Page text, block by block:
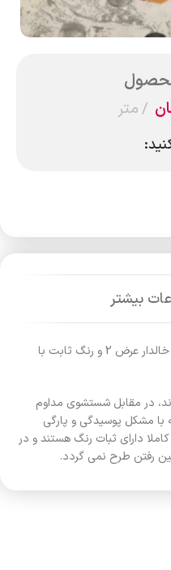
متر
بیشتر
ملحفه با جنس ساتن پنبه، طرح توپی خالدار عرض 2 و رنگ ثابت با
در مقابل شستشوی مداوم
با مشکل پوسیدگی و پارگی
دارای ثبات رنگ هستند و در
رفتن طرح نمی گردد.